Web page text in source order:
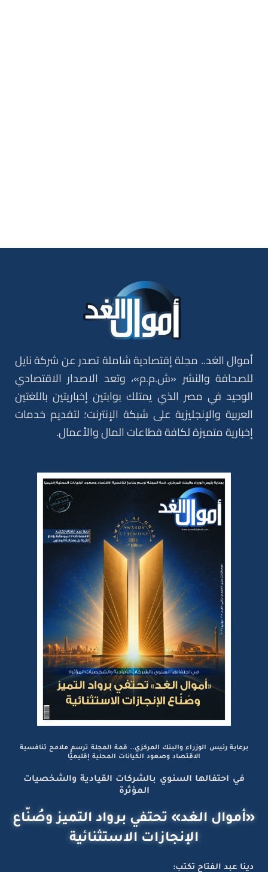
أموال الغد.. مجلة إقتصادية شاملة تصدر عن شركة نايل
للصحافة والنشر «ش.م.م»، وتعد الاصدار الاقتصادي
الوحيد في مصر الذي يمتلك بوابتين إخباريتين باللغتين
العربية والإنجليزية على شبكة الإنترنت؛ لتقديم خدمات
إخبارية متميزة لكافة قطاعات المال والأعمال.
برعاية رئيس الوزراء والبنك المركزي.. قمة المجلة ترسم ملامح تنافسية
الاقتصاد وصعود الكيانات المحلية إقليميًّا
في احتفالها السنوي بالشركات القيادية والشخصيات
المؤثرة
«أموال الغد» تحتفي برواد التميز وصُنّاع
الإنجازات الاستثنائية
دينا عبد الفتاح تكتب: